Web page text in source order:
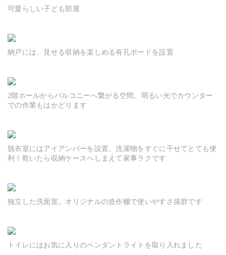
可愛らしい子ども部屋
納戸には、見せる収納を楽しめる有孔ボードを設置
2階ホールからバルコニーへ繋がる空間。明るい光でカウンター
での作業もはかどります
脱衣室にはアイアンバーを設置。洗濯物をすぐに干せてとても便
利！乾いたら収納ケースへしまえて家事ラクです
独立した洗面室。オリジナルの造作棚で使いやすさ抜群です
トイレにはお気に入りのペンダントライトを取り入れました